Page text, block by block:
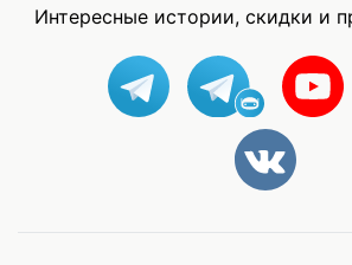
Интересные истории, скидки и